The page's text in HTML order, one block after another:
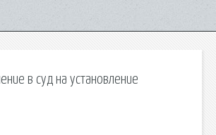
в суд на установление